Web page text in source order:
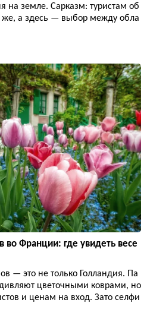
на земле. Сарказм: туристам об
же, а здесь — выбор между обла
во Франции: где увидеть весе
— это не только Голландия. Па
цветочными коврами, но
и ценам на вход. Зато селфи